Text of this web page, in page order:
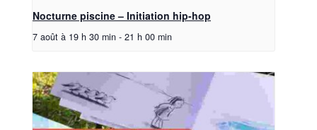
Nocturne piscine – Initiation hip-hop
7 août à 19 h 30 min - 21 h 00 min